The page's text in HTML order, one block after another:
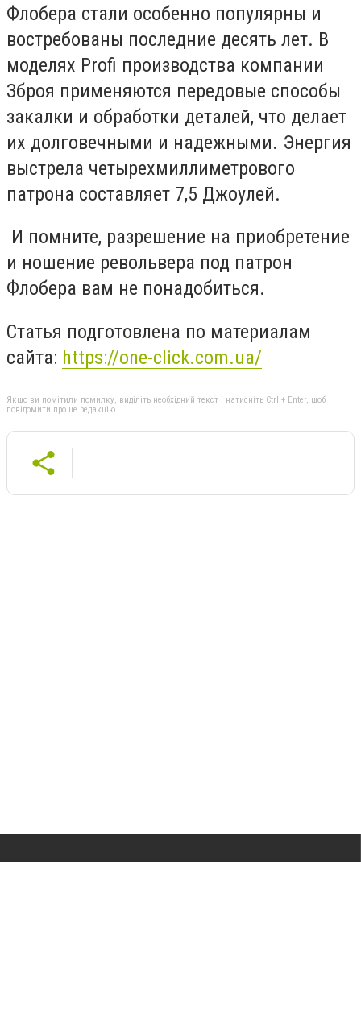
Флобера стали особенно популярны и
востребованы последние десять лет. В
моделях Profi производства компании
Зброя применяются передовые способы
закалки и обработки деталей, что делает
их долговечными и надежными. Энергия
выстрела четырехмиллиметрового
патрона составляет 7,5 Джоулей.
И помните, разрешение на приобретение
и ношение револьвера под патрон
Флобера вам не понадобиться.
Статья подготовлена по материалам
сайта: https://one-click.com.ua/
Якщо ви помітили помилку, виділіть необхідний текст і натисніть Ctrl + Enter, щоб
повідомити про це редакцію